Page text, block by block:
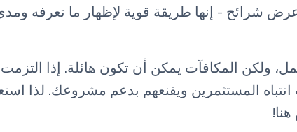
شرائح - إنها طريقة قوية لإظهار ما تعرفه
المكافآت يمكن أن تكون هائلة. إذا التزمت
المستثمرين ويقنعهم بدعم مشروعك. لذا